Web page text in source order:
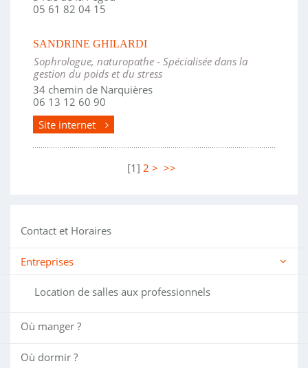
05 61 82 04 15
SANDRINE GHILARDI
Sophrologue, naturopathe - Spécialisée dans la
gestion du poids et du stress
34 chemin de Narquières
06 13 12 60 90
Site internet
[1] 2 > >>
Contact et Horaires
Entreprises
Location de salles aux professionnels
Où manger ?
Où dormir ?